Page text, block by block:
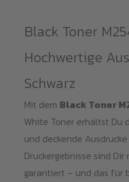
Black Toner
Hochwertige
Schwarz
Mit dem Black Toner
White Toner erhältst Du
und deckende
Druckergebnisse sind
garantiert – und das für